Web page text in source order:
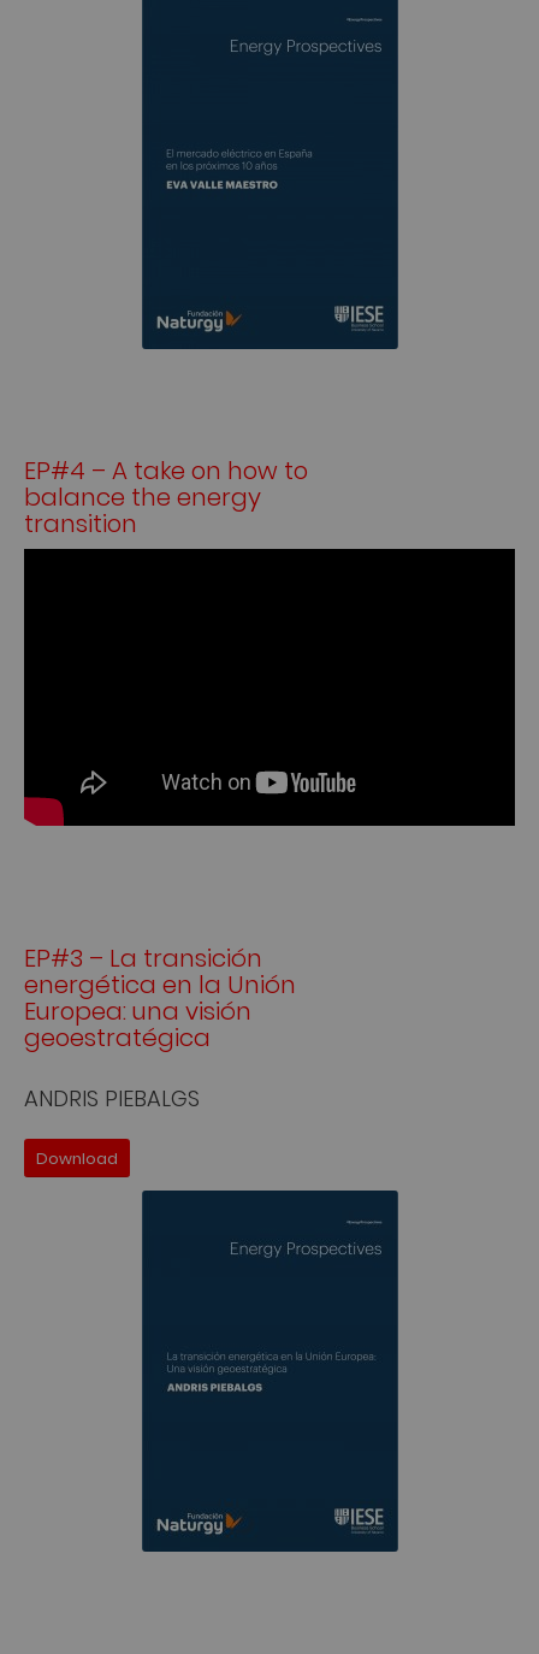
EP#4 – A take on how to
balance the energy
transition
EP#3 – La transición
energética en la Unión
Europea: una visión
geoestratégica
ANDRIS PIEBALGS
Download